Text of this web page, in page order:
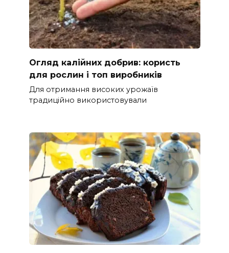
Огляд калійних добрив: користь
для рослин і топ виробників
Для отримання високих урожаїв
традиційно використовували